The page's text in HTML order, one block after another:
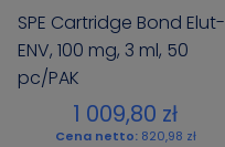
SPE Cartridge Bond Elut-
ENV, 100 mg, 3 ml, 50
pc/PAK
1 009,80 zł
Cena netto: 820,98 zł